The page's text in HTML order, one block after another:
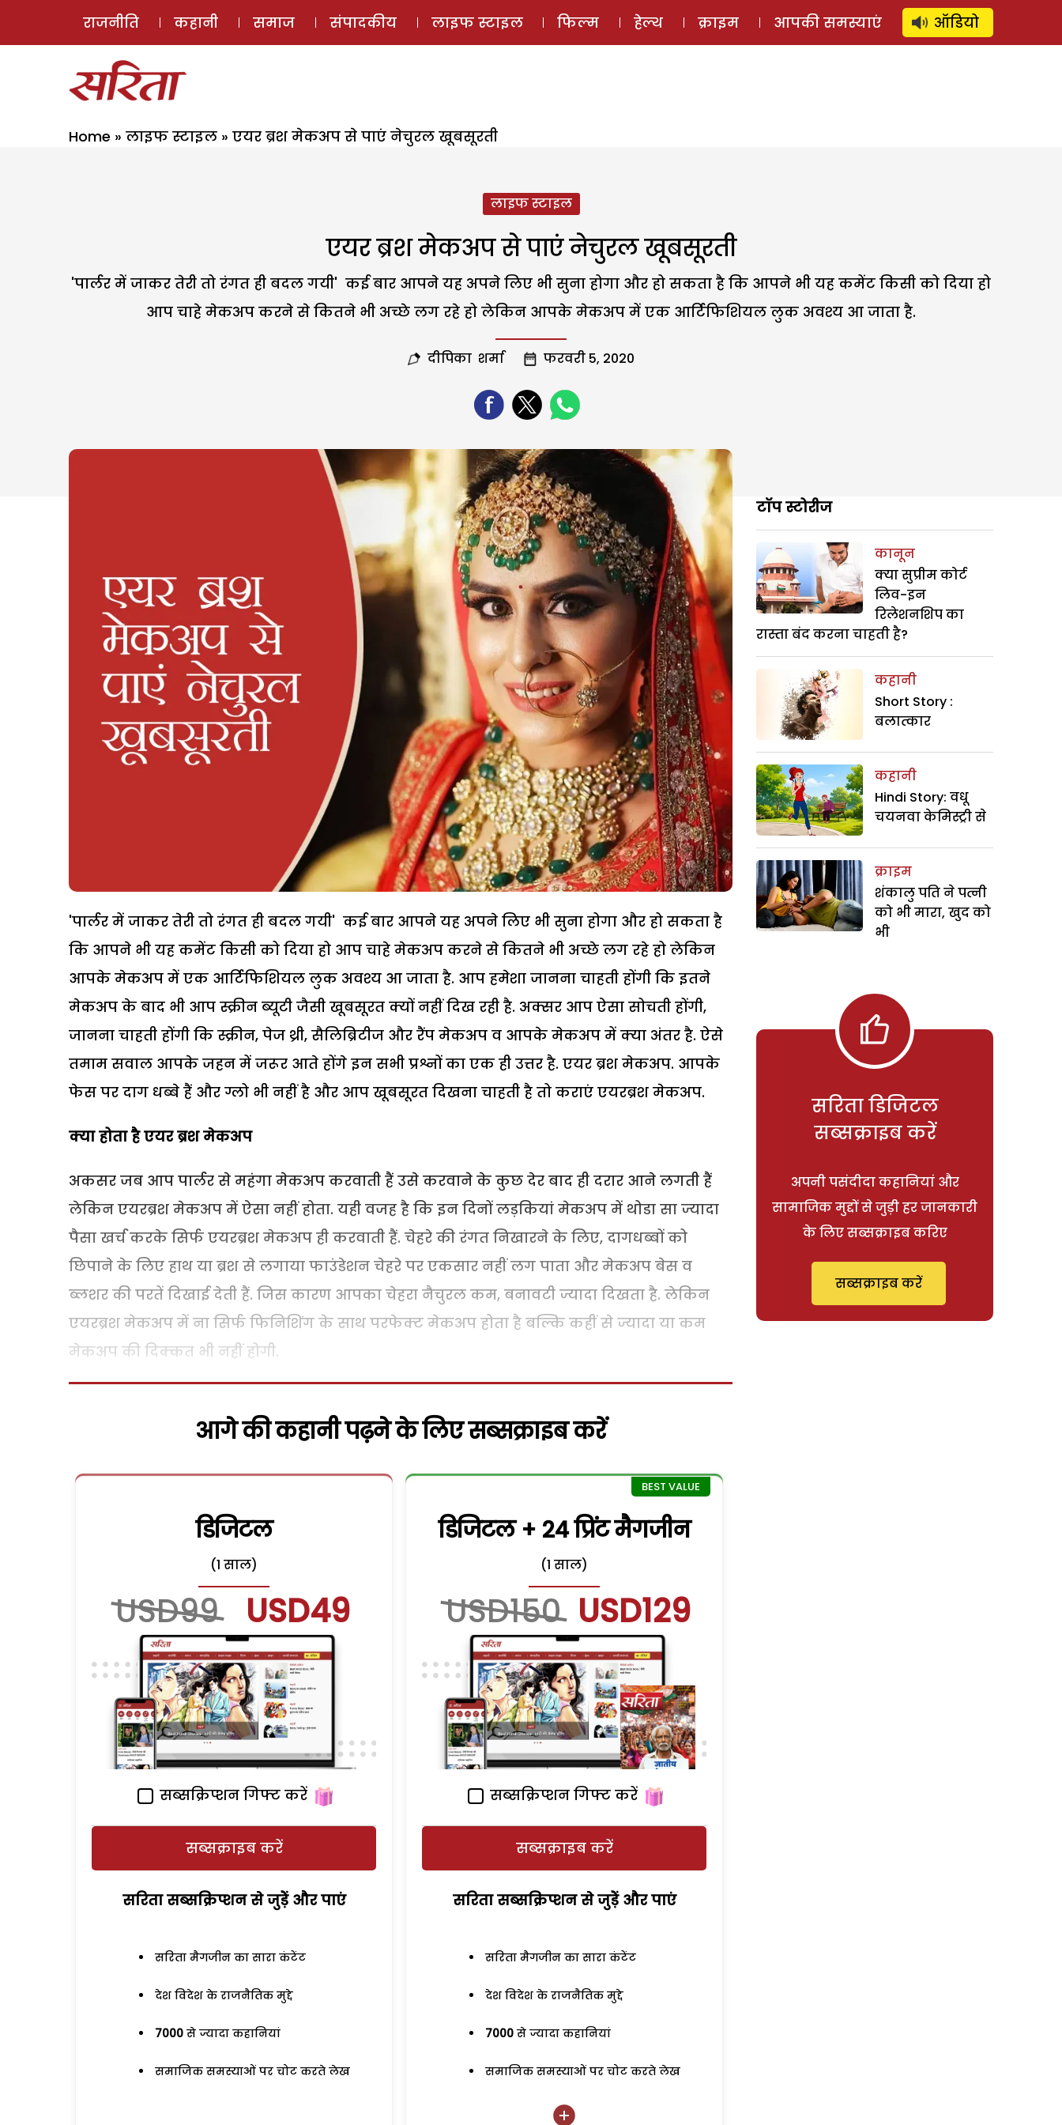
ई-मैगज़ीन ऑडियो स्टोरी लॉग इन ⚲ SUBSCRIBE
राजनीति कहानी समाज संपादकीय लाइफ स्टाइल फिल्म हेल्थ क्राइम आपकी समस्याएं ऑडियो
Home » लाइफ स्टाइल » एयर ब्रश मेकअप से पाएं नेचुरल खूबसूरती
लाइफ स्टाइल
एयर ब्रश मेकअप से पाएं नेचुरल खूबसूरती
'पार्लर में जाकर तेरी तो रंगत ही बदल गयी' कई बार आपने यह अपने लिए भी सुना होगा और हो सकता है कि आपने भी यह कमेंट किसी को दिया हो
आप चाहे मेकअप करने से कितने भी अच्छे लग रहे हो लेकिन आपके मेकअप में एक आर्टिफिशियल लुक अवश्य आ जाता है.
दीपिका शर्मा फरवरी 5, 2020
'पार्लर में जाकर तेरी तो रंगत ही बदल गयी' कई बार आपने यह अपने लिए भी सुना होगा और हो सकता है
कि आपने भी यह कमेंट किसी को दिया हो आप चाहे मेकअप करने से कितने भी अच्छे लग रहे हो लेकिन
आपके मेकअप में एक आर्टिफिशियल लुक अवश्य आ जाता है. आप हमेशा जानना चाहती होंगी कि इतने
मेकअप के बाद भी आप स्क्रीन ब्यूटी जैसी खूबसूरत क्यों नहीं दिख रही है. अक्सर आप ऐसा सोचती होंगी,
जानना चाहती होंगी कि स्क्रीन, पेज थ्री, सैलिब्रिटीज और रैंप मेकअप व आपके मेकअप में क्या अंतर है. ऐसे
तमाम सवाल आपके जहन में जरूर आते होंगे इन सभी प्रश्नों का एक ही उत्तर है. एयर ब्रश मेकअप. आपके
फेस पर दाग धब्बे हैं और ग्लो भी नहीं है और आप खूबसूरत दिखना चाहती है तो कराएं एयरब्रश मेकअप.
क्या होता है एयर ब्रश मेकअप
अकसर जब आप पार्लर से महंगा मेकअप करवाती हैं उसे करवाने के कुछ देर बाद ही दरार आने लगती हैं
लेकिन एयरब्रश मेकअप में ऐसा नहीं होता. यही वजह है कि इन दिनों लड़कियां मेकअप में थोडा सा ज्यादा
पैसा खर्च करके सिर्फ एयरब्रश मेकअप ही करवाती हैं. चेहरे की रंगत निखारने के लिए, दागधब्बों को
छिपाने के लिए हाथ या ब्रश से लगाया फाउंडेशन चेहरे पर एकसार नहीं लग पाता और मेकअप बेस व
ब्लशर की परतें दिखाई देती हैं. जिस कारण आपका चेहरा नैचुरल कम, बनावटी ज्यादा दिखता है. लेकिन
एयरब्रश मेकअप में ना सिर्फ फिनिशिंग के साथ परफेक्ट मेकअप होता है बल्कि कहीं से ज्यादा या कम
मेकअप की दिक्कत भी नहीं होगी.
आगे की कहानी पढ़ने के लिए सब्सक्राइब करें
डिजिटल
(1 साल)
USD99 USD49
सब्सक्रिप्शन गिफ्ट करें
सब्सक्राइब करें
सरिता सब्सक्रिप्शन से जुड़ेें और पाएं
सरिता मैगजीन का सारा कंटेंट
देश विदेश के राजनैतिक मुद्दे
7000 से ज्यादा कहानियां
समाजिक समस्याओं पर चोट करते लेख
डिजिटल + 24 प्रिंट मैगजीन
(1 साल)
USD150 USD129
सब्सक्रिप्शन गिफ्ट करें
सब्सक्राइब करें
सरिता सब्सक्रिप्शन से जुड़ेें और पाएं
सरिता मैगजीन का सारा कंटेंट
देश विदेश के राजनैतिक मुद्दे
7000 से ज्यादा कहानियां
समाजिक समस्याओं पर चोट करते लेख
टॉप स्टोरीज
कानून
क्या सुप्रीम कोर्ट
लिव-इन
रिलेशनशिप का
रास्ता बंद करना चाहती है?
कहानी
Short Story :
बलात्कार
कहानी
Hindi Story: वधू
चयनवा केमिस्ट्री से
क्राइम
शंकालु पति ने पत्नी
को भी मारा, खुद को
भी
सरिता डिजिटल
सब्सक्राइब करें
अपनी पसंदीदा कहानियां और
सामाजिक मुद्दों से जुड़ी हर जानकारी
के लिए सब्सक्राइब करिए
सब्सक्राइब करें